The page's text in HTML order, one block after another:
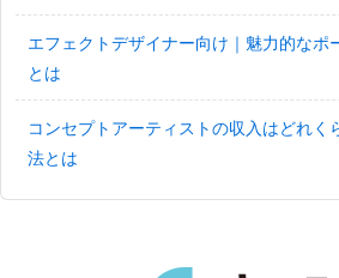
エフェクトデザイナー向け｜魅力的なポ
とは
コンセプトアーティストの収入はどれく
法とは